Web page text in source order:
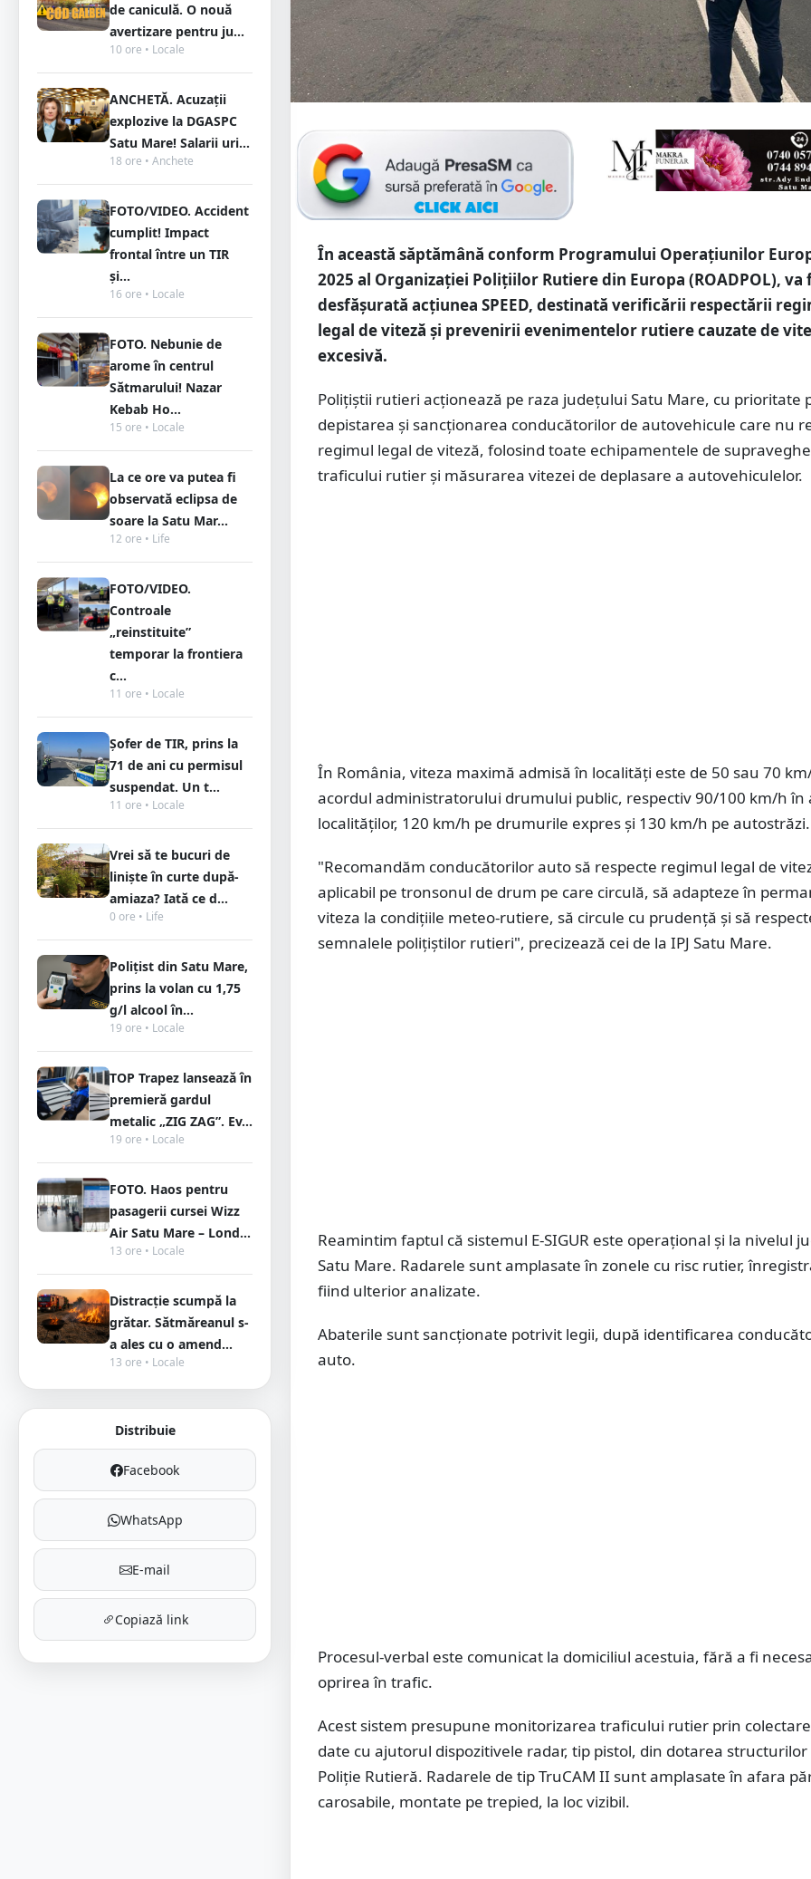
de caniculă. O nouă
avertizare pentru ju...
10 ore • Locale
ANCHETĂ. Acuzații
explozive la DGASPC
Satu Mare! Salarii uri...
18 ore • Anchete
FOTO/VIDEO. Accident
cumplit! Impact
frontal între un TIR
și...
16 ore • Locale
FOTO. Nebunie de
arome în centrul
Sătmarului! Nazar
Kebab Ho...
15 ore • Locale
La ce ore va putea fi
observată eclipsa de
soare la Satu Mar...
12 ore • Life
FOTO/VIDEO.
Controale
„reinstituite”
temporar la frontiera
c...
11 ore • Locale
Șofer de TIR, prins la
71 de ani cu permisul
suspendat. Un t...
11 ore • Locale
Vrei să te bucuri de
liniște în curte după-
amiaza? Iată ce d...
0 ore • Life
Polițist din Satu Mare,
prins la volan cu 1,75
g/l alcool în...
19 ore • Locale
TOP Trapez lansează în
premieră gardul
metalic „ZIG ZAG”. Ev...
19 ore • Locale
FOTO. Haos pentru
pasagerii cursei Wizz
Air Satu Mare – Lond...
13 ore • Locale
Distracție scumpă la
grătar. Sătmăreanul s-
a ales cu o amend...
13 ore • Locale
Distribuie
Facebook
WhatsApp
E-mail
Copiază link
În această săptămână conform Programului Operațiunilor
2025 al Organizaţiei Poliţiilor Rutiere din Europa (ROADPOL), va
desfășurată acțiunea SPEED, destinată verificării respectării
legal de viteză și prevenirii evenimentelor rutiere cauzate de
excesivă.
Polițiștii rutieri acționează pe raza județului Satu Mare, cu prioritate
depistarea și sancționarea conducătorilor de autovehicule care nu
regimul legal de viteză, folosind toate echipamentele de
traficului rutier și măsurarea vitezei de deplasare a autovehiculelor.
În România, viteza maximă admisă în localități este de 50 sau 70
acordul administratorului drumului public, respectiv 90/100 km/h în
localităților, 120 km/h pe drumurile expres și 130 km/h pe autostrăzi.
"Recomandăm conducătorilor auto să respecte regimul legal de
aplicabil pe tronsonul de drum pe care circulă, să adapteze în
viteza la condițiile meteo-rutiere, să circule cu prudență și să
semnalele polițiștilor rutieri", precizează cei de la IPJ Satu Mare.
Reamintim faptul că sistemul E-SIGUR este operațional și la nivelul
Satu Mare. Radarele sunt amplasate în zonele cu risc rutier,
fiind ulterior analizate.
Abaterile sunt sancționate potrivit legii, după identificarea
auto.
Procesul-verbal este comunicat la domiciliul acestuia, fără a fi
oprirea în trafic.
Acest sistem presupune monitorizarea traficului rutier prin
date cu ajutorul dispozitivele radar, tip pistol, din dotarea structurilor
Poliție Rutieră. Radarele de tip TruCAM II sunt amplasate în afara
carosabile, montate pe trepied, la loc vizibil.